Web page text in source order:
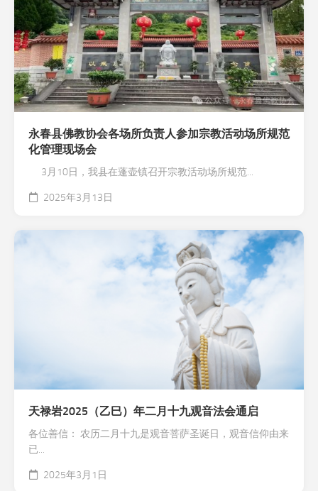
永春县佛教协会各场所负责人参加宗教活动场所规范
化管理现场会
3月10日，我县在蓬壶镇召开宗教活动场所规范...
2025年3月13日
天禄岩2025（乙巳）年二月十九观音法会通启
各位善信： 农历二月十九是观音菩萨圣诞日，观音信仰由来
已...
2025年3月1日